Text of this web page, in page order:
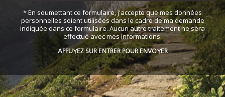
* En soumettant ce formulaire, j'accepte que mes données
personnelles soient utilisées dans le cadre de ma demande
indiquée dans ce formulaire. Aucun autre traitement ne sera
effectué avec mes informations.
APPUYEZ SUR ENTRER POUR ENVOYER